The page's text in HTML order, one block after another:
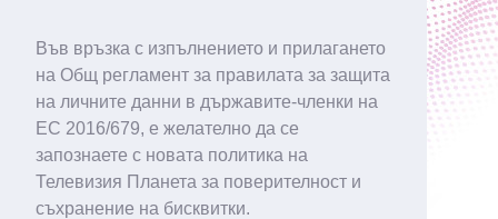
Във връзка с изпълнението и прилагането
на Общ регламент за правилата за защита
на личните данни в държавите-членки на
ЕС 2016/679, е желателно да се
запознаете с новата политика на
Телевизия Планета за поверителност и
съхранение на бисквитки.